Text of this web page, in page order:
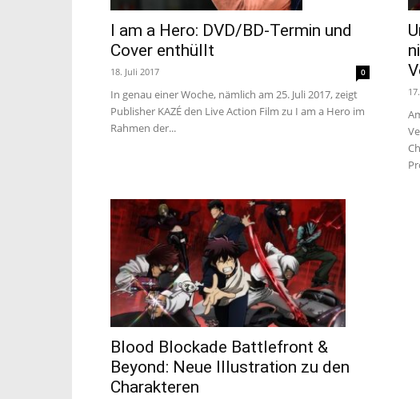
I am a Hero: DVD/BD-Termin und
Cover enthüllt
18. Juli 2017 0
In genau einer Woche, nämlich am 25. Juli 2017, zeigt
Publisher KAZÉ den Live Action Film zu I am a Hero im
Rahmen der...
Blood Blockade Battlefront &
Beyond: Neue Illustration zu den
Charakteren